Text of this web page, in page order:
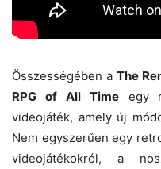
Összességében a The
RPG of All Timeegy
videojáték, amely új
Nem egyszerűen egy
videojátékokról, a